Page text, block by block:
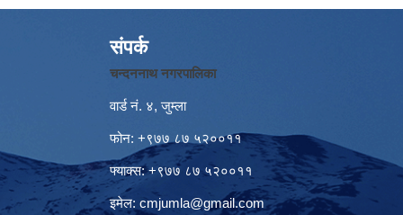
संपर्क
चन्दननाथ नगरपालिका
वार्ड नं. ४, जुम्ला
फोन: +९७७ ८७ ५२००११
फ्याक्स: +९७७ ८७ ५२००११
इमेल: cmjumla@gmail.com